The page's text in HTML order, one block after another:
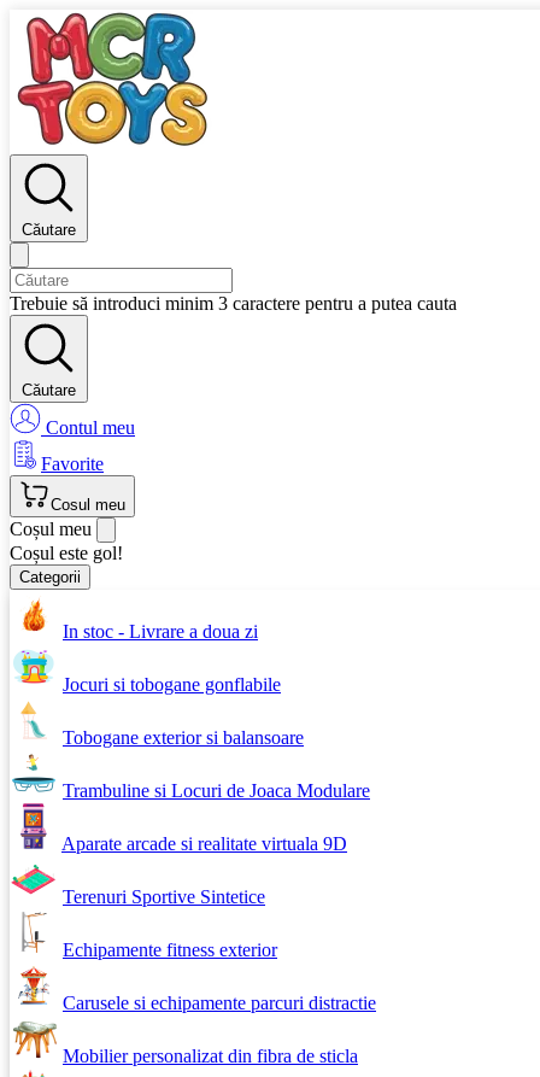
Căutare
Trebuie să introduci minim 3 caractere pentru a putea cauta
Căutare
Contul meu
Favorite
Cosul meu
Coșul meu
Coșul este gol!
Categorii
In stoc - Livrare a doua zi
Jocuri si tobogane gonflabile
Tobogane exterior si balansoare
Trambuline si Locuri de Joaca Modulare
Aparate arcade si realitate virtuala 9D
Terenuri Sportive Sintetice
Echipamente fitness exterior
Carusele si echipamente parcuri distractie
Mobilier personalizat din fibra de sticla